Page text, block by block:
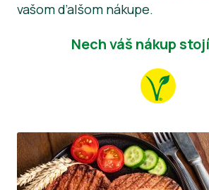
vašom ďalšom nákupe.
Nech váš nákup